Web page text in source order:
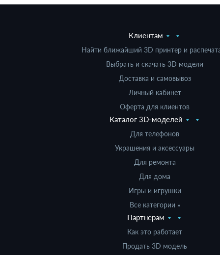
Клиентам
Найти ближайший 3D принтер и
Выбрать и скачать 3D модели
Доставка и самовывоз
Личный кабинет
Оферта для клиентов
Каталог 3D-моделей
Для телефонов
Украшения и аксессуары
Для ремонта
Для дома
Игры и игрушки
Все категории »
Партнерам
Как это работает
Продать 3D модель